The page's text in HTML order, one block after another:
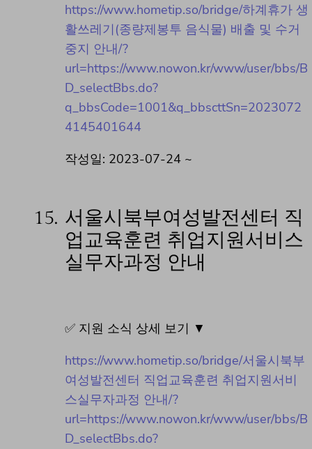
https://www.hometip.so/bridge/하계휴가 생
활쓰레기(종량제봉투 음식물) 배출 및 수거
중지 안내/?
url=https://www.nowon.kr/www/user/bbs/B
D_selectBbs.do?
q_bbsCode=1001&q_bbscttSn=2023072
4145401644
작성일: 2023-07-24 ~
15. 서울시북부여성발전센터 직
업교육훈련 취업지원서비스
실무자과정 안내
✅ 지원 소식 상세 보기 ▼
https://www.hometip.so/bridge/서울시북부
여성발전센터 직업교육훈련 취업지원서비
스실무자과정 안내/?
url=https://www.nowon.kr/www/user/bbs/B
D_selectBbs.do?